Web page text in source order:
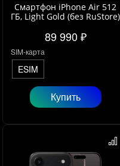
Смартфон iPhone Air 512
ГБ, Light Gold (без RuStore)
89 990 ₽
SIM-карта
ESIM
Купить